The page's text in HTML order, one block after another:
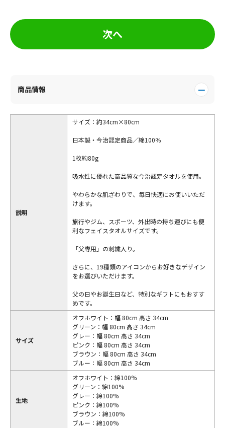
次へ
商品情報
説明
サイズ：約34cm×80cm
日本製・今治認定商品／綿100％
1枚約80g
吸水性に優れた高品質な今治認定タオルを使用。
やわらかな肌ざわりで、毎日快適にお使いいただ
けます。
旅行やジム、スポーツ、外出時の持ち運びにも便
利なフェイスタオルサイズです。
「父専用」の刺繍入り。
さらに、19種類のアイコンからお好きなデザイン
をお選びいただけます。
父の日やお誕生日など、特別なギフトにもおすす
めです。
サイズ
オフホワイト：幅 80cm 高さ 34cm
グリーン：幅 80cm 高さ 34cm
グレー：幅 80cm 高さ 34cm
ピンク：幅 80cm 高さ 34cm
ブラウン：幅 80cm 高さ 34cm
ブルー：幅 80cm 高さ 34cm
生地
オフホワイト：綿100%
グリーン：綿100%
グレー：綿100%
ピンク：綿100%
ブラウン：綿100%
ブルー：綿100%